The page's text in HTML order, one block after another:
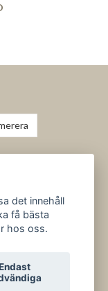
det innehåll
få bästa
hos oss.